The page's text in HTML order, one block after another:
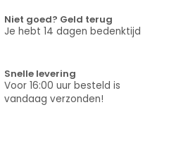
Niet goed? Geld terug
Je hebt 14 dagen bedenktijd
Snelle levering
Voor 16:00 uur besteld is
vandaag verzonden!